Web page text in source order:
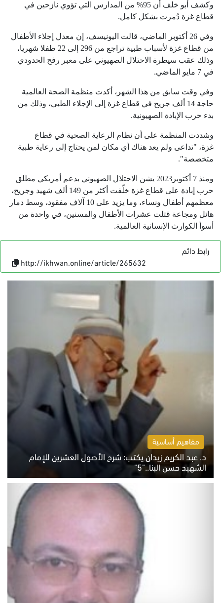
وكشف أبو خلف أن 95% من المدارس التي تؤوي نازحين في
قطاع غزة دُمرت بشكل كامل.
وفي 26 أكتوبر الماضي، قالت اليونيسف، إن معدل إجلاء الأطفال
من قطاع غزة لأسباب طبية تراجع من 296 إلى 22 طفلا شهريا،
وذلك عقب سيطرة الاحتلال الصهيوني على معبر رفح الحدودي
في 7 مايو الماضي.
وفي وقت سابق من هذا الشهر، أكدت منظمة الصحة العالمية
حاجة 14 ألف جريح في قطاع غزة إلى الإجلاء الطبي، وذلك من
بدء حرب الإبادة الصهيونية.
وشددت المنظمة على أن نظام الرعاية الصحية في قطاع
غزة، "تداعى ولم يعد هناك أي مكان لمن يحتاج إلى رعاية طبية
متخصصة".
ومنذ 7 أكتوبر2023 يشن الاحتلال الصهيوني بدعم أمريكي مطلق
حرب إبادة على قطاع غزة خلّفت أكثر من 149 ألف شهيد وجريح،
معظمهم أطفال ونساء، وما يزيد على 10 آلاف مفقود، وسط دمار
هائل ومجاعة قتلت عشرات الأطفال والمسنين، في واحدة من
أسوأ الكوارث الإنسانية العالمية.
رابط دائم
http://ikhwan.online/article/265632
مفاهيم أساسية
د. عبد الكريم زيدان يكتب: شرح الأصول العشرين للإمام
الشهيد حسن البنا.."5"
السبت 8 أغسطس 2026 10:46 ص